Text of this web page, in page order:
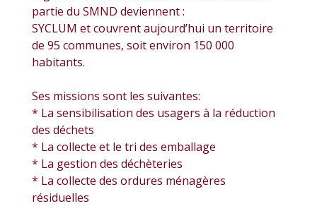
partie du SMND deviennent :
SYCLUM et couvrent aujourd’hui un territoire
de 95 communes, soit environ 150 000
habitants.
Ses missions sont les suivantes:
* La sensibilisation des usagers à la réduction
des déchets
* La collecte et le tri des emballage
* La gestion des déchèteries
* La collecte des ordures ménagères
résiduelles